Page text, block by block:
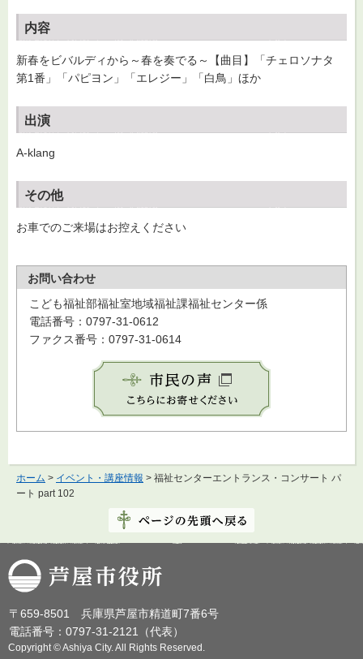
内容
新春をビバルディから～春を奏でる～【曲目】「チェロソナタ
第1番」「パピヨン」「エレジー」「白鳥」ほか
出演
A-klang
その他
お車でのご来場はお控えください
お問い合わせ
こども福祉部福祉室地域福祉課福祉センター係
電話番号：0797-31-0612
ファクス番号：0797-31-0614
ホーム > イベント・講座情報 > 福祉センターエントランス・コンサート パ
ート part 102
芦屋市役所
〒659-8501 兵庫県芦屋市精道町7番6号
電話番号：0797-31-2121（代表）
Copyright © Ashiya City. All Rights Reserved.